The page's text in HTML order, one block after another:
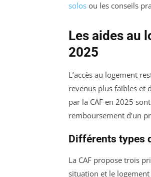
solos ou les conseils
Les aides au
2025
L’accès au logement
revenus plus faibles et
par la CAF en 2025
remboursement d’un
Différents types
La CAF propose trois
situation et le logement